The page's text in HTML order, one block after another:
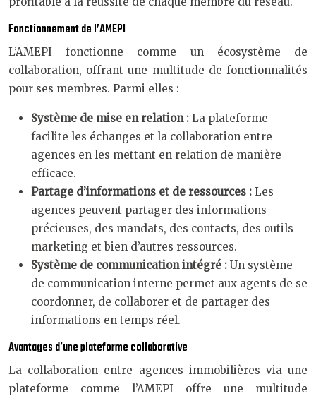
Fonctionnement de l’AMEPI
L’AMEPI fonctionne comme un écosystème de
collaboration, offrant une multitude de fonctionnalités
pour ses membres. Parmi elles :
Système de mise en relation : La plateforme
facilite les échanges et la collaboration entre
agences en les mettant en relation de manière
efficace.
Partage d’informations et de ressources : Les
agences peuvent partager des informations
précieuses, des mandats, des contacts, des outils
marketing et bien d’autres ressources.
Système de communication intégré : Un système
de communication interne permet aux agents de se
coordonner, de collaborer et de partager des
informations en temps réel.
Avantages d’une plateforme collaborative
La collaboration entre agences immobilières via une
plateforme comme l’AMEPI offre une multitude